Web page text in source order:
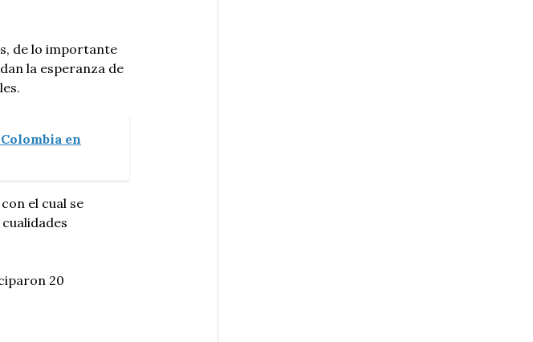
de lo importante
la esperanza de
en
el cual se
20